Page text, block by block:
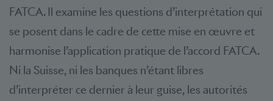
FATCA. Il examine les questions d’interprétation qui
se posent dans le cadre de cette mise en œuvre et
harmonise l’application pratique de l’accord FATCA.
Ni la Suisse, ni les banques n’étant libres
d’interpréter ce dernier à leur guise, les autorités